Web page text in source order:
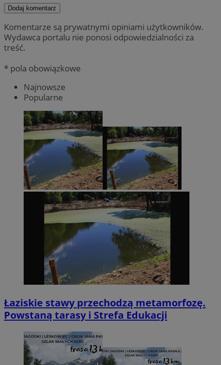
Dodaj komentarz
Komentarze są prywatnymi opiniami użytkowników.
Wydawca portalu nie ponosi odpowiedzialności za
treść.
* pola obowiązkowe
Najnowsze
Popularne
Łaziskie stawy przechodzą metamorfozę.
Powstaną tarasy i Strefa Edukacji